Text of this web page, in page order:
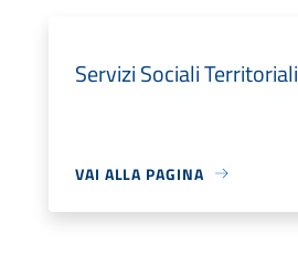
Servizi Sociali Territoriali
VAI ALLA PAGINA